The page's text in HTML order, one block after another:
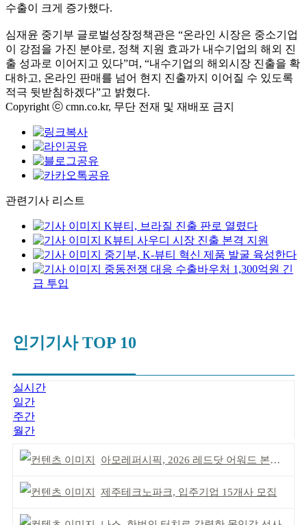
수출이 크게 증가했다.
심재윤 중기부 글로벌성장정책관은 “온라인 시장은 중소기업
이 강점을 가진 분야로, 정책 지원 효과가 내수기업의 해외 진
출 성과로 이어지고 있다”며, “내수기업의 해외시장 진출을 확
대하고, 온라인 판매를 넘어 현지 진출까지 이어질 수 있도록
적극 뒷받침하겠다”고 밝혔다.
Copyright ⓒ cmn.co.kr, 무단 전재 및 재배포 금지
관련기사 리스트
K뷰티, 브라질 진출 판로 열렸다
K뷰티 사우디 시장 진출 본격 지원
중기부, K-뷰티 혁신 제품 발굴 육성한다
중동전쟁 대응 수출바우처 1,300억원 긴
급 투입
인기기사 TOP 10
실시간
일간
주간
월간
아모레퍼시픽, 2026 레드닷 어워드 본상 2개 수상
제주테크노파크, 입주기업 15개사 모집